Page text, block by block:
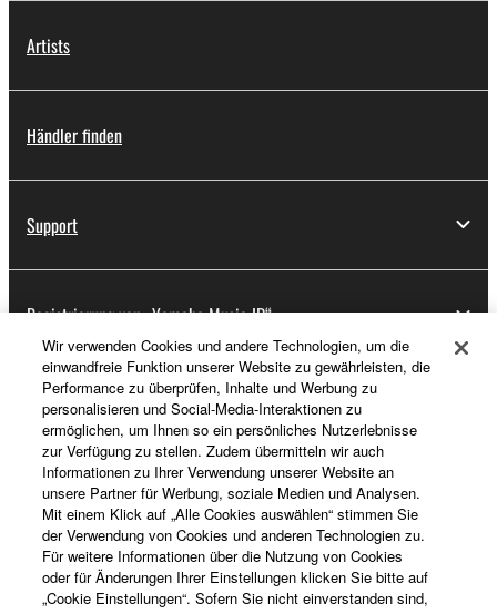
Artists
Händler finden
Support
Registrierung von „Yamaha Music ID“
Über Yamaha
Schweiz Suisse Svizzera - German
Business
Wir verwenden Cookies und andere Technologien, um die
einwandfreie Funktion unserer Website zu gewährleisten, die
Performance zu überprüfen, Inhalte und Werbung zu
personalisieren und Social-Media-Interaktionen zu
ermöglichen, um Ihnen so ein persönliches Nutzerlebnisse
zur Verfügung zu stellen. Zudem übermitteln wir auch
Informationen zu Ihrer Verwendung unserer Website an
unsere Partner für Werbung, soziale Medien und Analysen.
Mit einem Klick auf „Alle Cookies auswählen“ stimmen Sie
der Verwendung von Cookies und anderen Technologien zu.
Für weitere Informationen über die Nutzung von Cookies
oder für Änderungen Ihrer Einstellungen klicken Sie bitte auf
„Cookie Einstellungen“. Sofern Sie nicht einverstanden sind,